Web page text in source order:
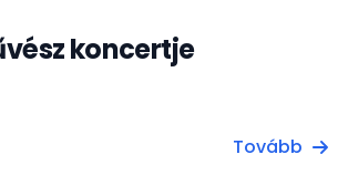
koncertje
Tovább